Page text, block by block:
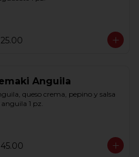
Anguila
queso crema, pepino y salsa
anguila 1 pz.